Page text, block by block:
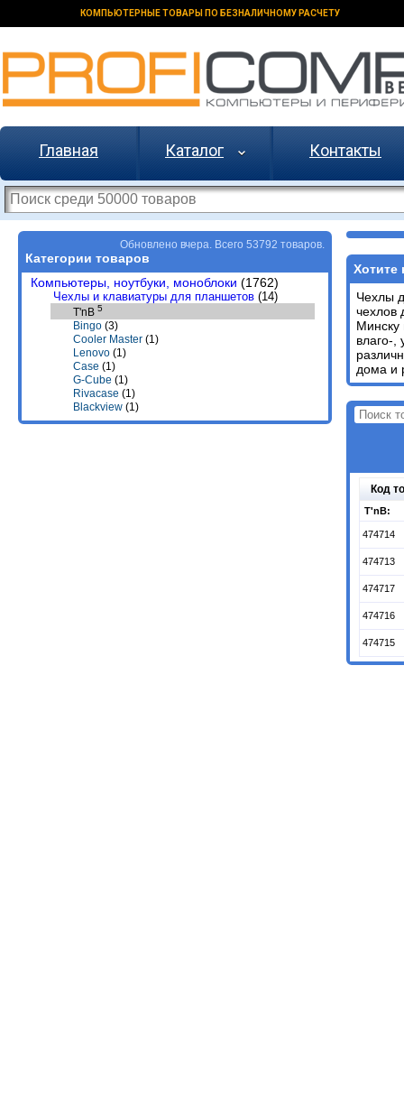
КОМПЬЮТЕРНЫЕ ТОВАРЫ ПО БЕЗНАЛИЧНОМУ РАСЧЕТУ
Главная Каталог Контакты
Обновлено вчера. Всего 53792 товаров.
Категории товаров
Компьютеры, ноутбуки, моноблоки (1762)
Чехлы и клавиатуры для планшетов (14)
T'nB 5
Bingo (3)
Cooler Master (1)
Lenovo (1)
Case (1)
G-Cube (1)
Rivacase (1)
Blackview (1)
Хотите
Чехлы
чехлов
Минску
влаго-,
дома и
Код
T'nB:
474714
474713
474717
474716
474715